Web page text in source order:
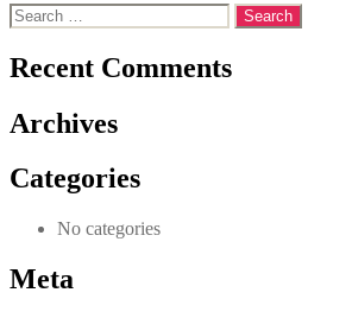
Search
for:
Recent Comments
Archives
Categories
No categories
Meta